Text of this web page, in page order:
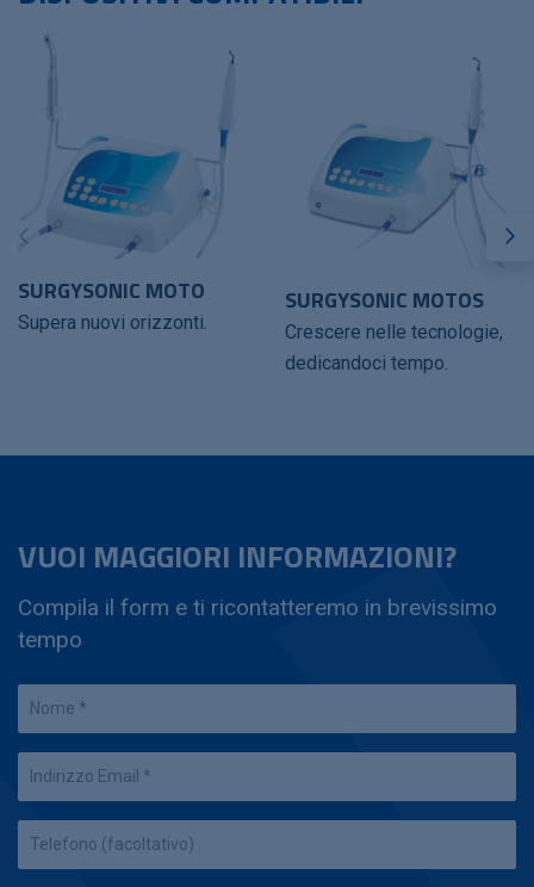
SURGYSONIC MOTO
Supera nuovi orizzonti.
SURGYSONIC MOTOS
Crescere nelle tecnologie,
dedicandoci tempo.
VUOI MAGGIORI INFORMAZIONI?
Compila il form e ti ricontatteremo in brevissimo
tempo